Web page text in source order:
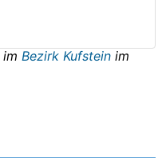
im Bezirk Kufstein im